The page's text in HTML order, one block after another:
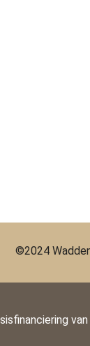
©2024